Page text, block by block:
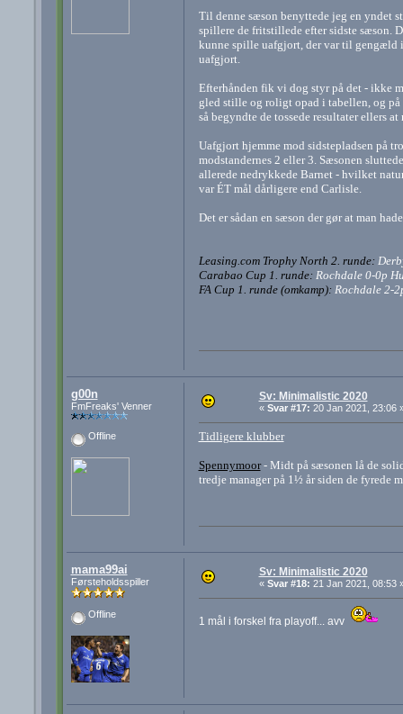
Til denne sæson benyttede jeg en yndet
spillere de fritstillede efter sidste sæson.
kunne spille uafgjort, der var til gengæld
uafgjort.
Efterhånden fik vi dog styr på det - ikke
gled stille og roligt opad i tabellen, og
så begyndte de tossede resultater ellers
Uafgjort hjemme mod sidstepladsen på
modstandernes 2 eller 3. Sæsonen
allerede nedrykkede Barnet - hvilket
var ÉT mål dårligere end Carlisle.
Det er sådan en sæson der gør at man
Leasing.com Trophy North 2. runde:
Carabao Cup 1. runde: Rochdale 0-0p
FA Cup 1. runde (omkamp): Rochdale 2-
g00n
FmFreaks' Venner
Offline
Sv: Minimalistic 2020
« Svar #17: 20 Jan 2021, 23:06
Tidligere klubber
Spennymoor- Midt på sæsonen lå de
tredje manager på 1½ år siden de fyrede
mama99ai
Førsteholdsspiller
Offline
Sv: Minimalistic 2020
« Svar #18: 21 Jan 2021, 08:53
1 mål i forskel fra playoff... avv